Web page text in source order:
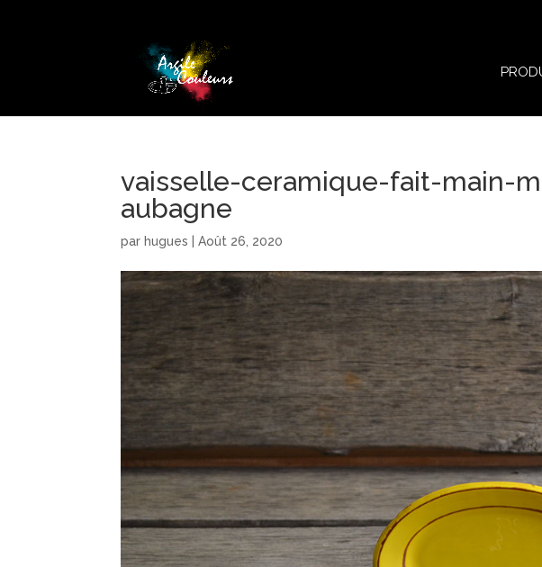
vaisselle-ceramique-fait-main-
aubagne
par hugues |Août 26, 2020